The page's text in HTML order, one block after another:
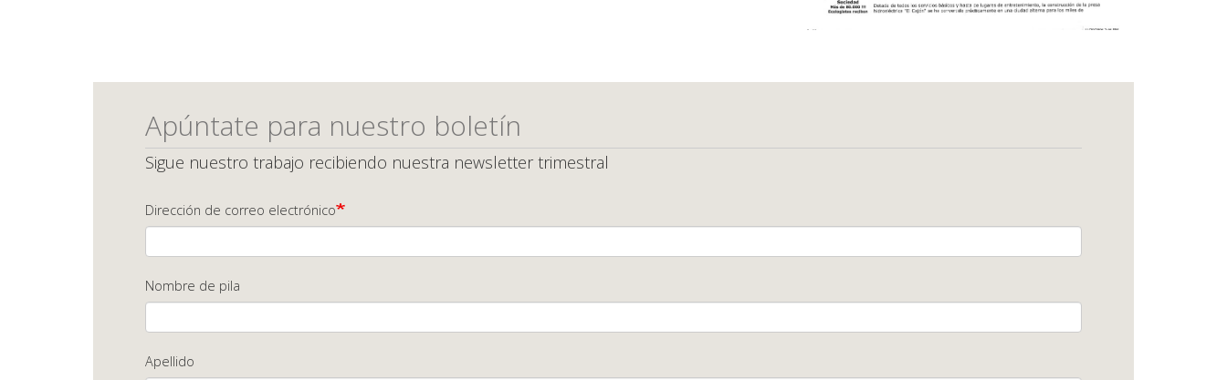
Apúntate para nuestro boletín
Sigue nuestro trabajo recibiendo nuestra newsletter trimestral
Dirección de correo electrónico
Nombre de pila
Apellido